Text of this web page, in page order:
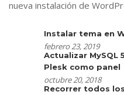
nueva instalación de
Instalar tema en
febrero 23, 2019
Actualizar MySQL
Plesk como panel
octubre 20, 2018
Recorrer todos